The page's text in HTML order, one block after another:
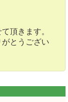
頂きます。
とうござい